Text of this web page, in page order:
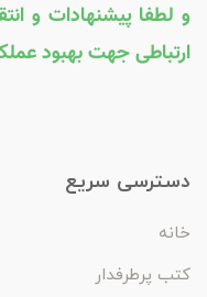
و لطفا پیشنهادات و
ارتباطی جهت بهبود
دسترسی سریع
خانه
کتب پرطرفدار